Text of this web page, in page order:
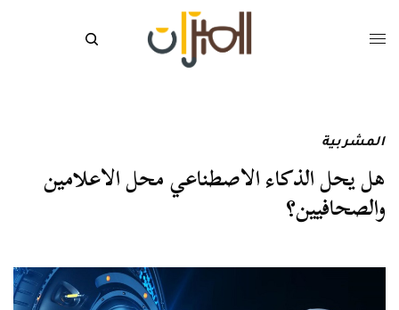
المشربية
هل يحل الذكاء الاصطناعي محل الاعلامين
والصحافيين؟